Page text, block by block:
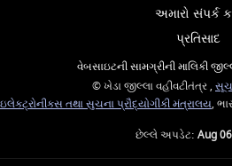
અમારો સંપર્ક
પ્રતિસાદ
વેબસાઇટની સામગ્રીની માલિકી
© ખેડા જીલ્લા વહીવટીતંત્ર ,
ઇલેક્ટ્રોનીક્સ તથા સુચના પ્રૌદ્યોગીકી મંત્રાલય,
છેલ્લે અપડેટ: Aug